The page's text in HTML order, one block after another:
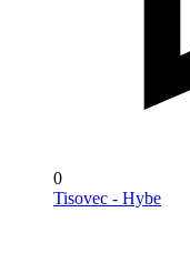
0
Tisovec - Hybe